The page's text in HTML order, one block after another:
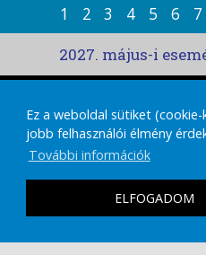
Ez a weboldal sütiket (cookie-
jobb felhasználói élmény
További információk
ELFOGADOM
1 2 3 4 5 6 7
2027. május-i
Copyright
IMPRESSZUM|